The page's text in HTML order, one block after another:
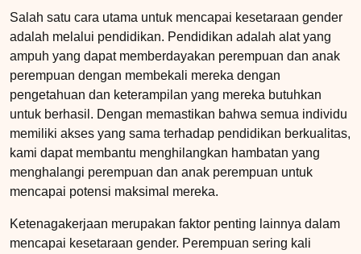
Salah satu cara utama untuk mencapai kesetaraan gender
adalah melalui pendidikan. Pendidikan adalah alat yang
ampuh yang dapat memberdayakan perempuan dan anak
perempuan dengan membekali mereka dengan
pengetahuan dan keterampilan yang mereka butuhkan
untuk berhasil. Dengan memastikan bahwa semua individu
memiliki akses yang sama terhadap pendidikan berkualitas,
kami dapat membantu menghilangkan hambatan yang
menghalangi perempuan dan anak perempuan untuk
mencapai potensi maksimal mereka.
Ketenagakerjaan merupakan faktor penting lainnya dalam
mencapai kesetaraan gender. Perempuan sering kali